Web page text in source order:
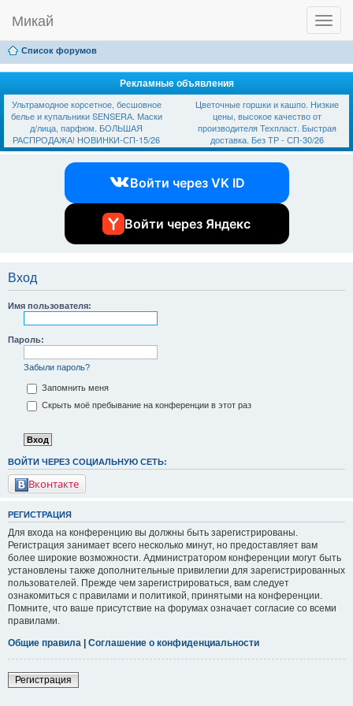
T
o
g
l
n
a
i
g
Микай
Ссылки Вход
Список форумов
Рекламные объявления
Ультрамодное корсетное, бесшовное
белье и купальники SЕNSЕRА. Маски
д/лица, парфюм. БОЛЬШАЯ
РАСПРОДАЖА! НОВИНКИ-СП-15/26
Цветочные горшки и кашпо. Низкие
цены, высокое качество от
производителя Техпласт. Быстрая
доставка. Без ТР - СП-30/26
Войти через VK ID
Войти через Яндекс
Вход
Имя пользователя:
Пароль:
Забыли пароль?
Запомнить меня
Скрыть моё пребывание на конференции в этот раз
ВОЙТИ ЧЕРЕЗ СОЦИАЛЬНУЮ СЕТЬ:
Вконтакте
РЕГИСТРАЦИЯ
Для входа на конференцию вы должны быть зарегистрированы.
Регистрация занимает всего несколько минут, но предоставляет вам
более широкие возможности. Администратором конференции могут быть
установлены также дополнительные привилегии для зарегистрированных
пользователей. Прежде чем зарегистрироваться, вам следует
ознакомиться с правилами и политикой, принятыми на конференции.
Помните, что ваше присутствие на форумах означает согласие со всеми
правилами.
Общие правила
Соглашение о конфиденциальности
Регистрация